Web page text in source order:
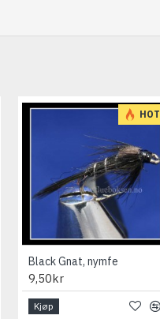
HOT
Black Gnat, nymfe
9,50kr
Kjøp